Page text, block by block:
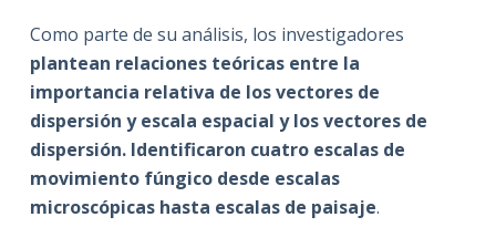
Como parte de su análisis, los investigadores
plantean relaciones teóricas entre la
importancia relativa de los vectores de
dispersión y escala espacial y los vectores de
dispersión. Identificaron cuatro escalas de
movimiento fúngico desde escalas
microscópicas hasta escalas de paisaje.